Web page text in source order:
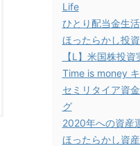
Life
ひとり配当金生活
ほったらかし投
【L】米国株投
Time is money
セミリタイア資
グ
2020年への資産
ほったらかし資